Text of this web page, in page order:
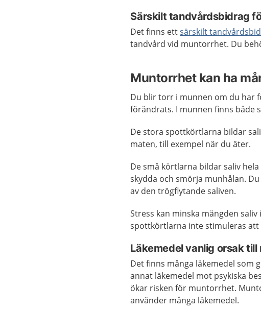
Särskilt tandvårdsbidrag
Det finns ettsärskilt
tandvård vid muntorrhet. Du
Muntorrhet kan ha
Du blir torr i munnen om du har
förändrats. I munnen finns både
De stora spottkörtlarna bildar
maten, till exempel när du äter.
De små körtlarna bildar saliv
skydda och smörja munhålan.
av den trögflytande saliven.
Stress kan minska mängden
spottkörtlarna inte stimuleras att
Läkemedel vanlig orsak
Det finns många läkemedel som
annat läkemedel mot psykiska
ökar risken för muntorrhet.
använder många läkemedel.